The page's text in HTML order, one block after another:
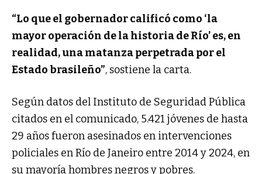
“Lo que el gobernador calificó como ‘la
mayor operación de la historia de Río’ es, en
realidad, una matanza perpetrada por el
Estado brasileño”, sostiene la carta.
Según datos del Instituto de Seguridad Pública
citados en el comunicado, 5.421 jóvenes de hasta
29 años fueron asesinados en intervenciones
policiales en Río de Janeiro entre 2014 y 2024, en
su mayoría hombres negros y pobres.